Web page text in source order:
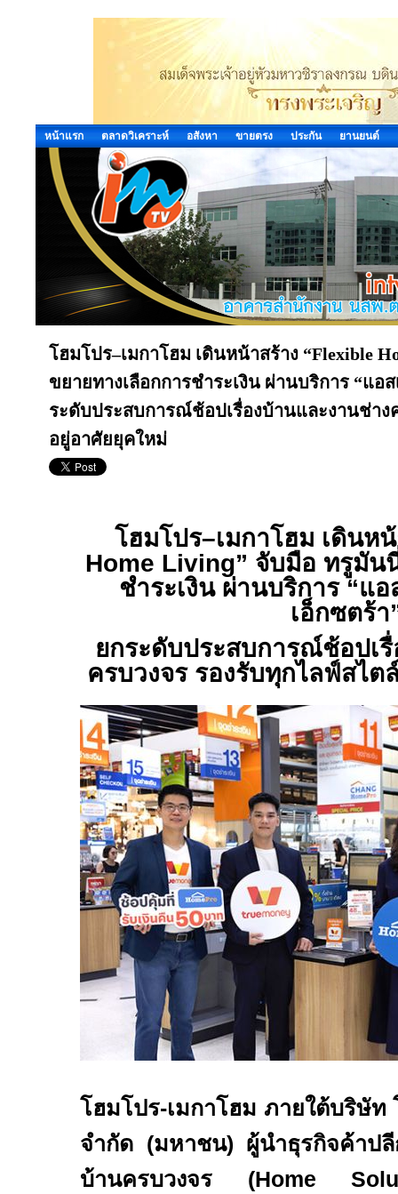
หน้าแรก ตลาดวิเคราะห์ อสังหา ขายตรง ประกัน ยานยนต์
โฮมโปร–เมกาโฮม เดินหน้าสร้าง “Flexible
ขยายทางเลือกการชำระเงิน ผ่านบริการ “แอ
ระดับประสบการณ์ช้อปเรื่องบ้านและงานช่าง
อยู่อาศัยยุคใหม่
โฮมโปร–เมกาโฮม เดินห
Home Living” จับมือ ทรูมัน
ชำระเงิน ผ่านบริการ“แอ
เอ็กซตร้า
ยกระดับประสบการณ์ช้อปเ
ครบวงจร รองรับทุกไลฟ์สไต
โฮมโปร-เมกาโฮม ภายใต้บริษัท
จำกัด (มหาชน) ผู้นำธุรกิจค้าปลี
บ้านครบวงจร (Home